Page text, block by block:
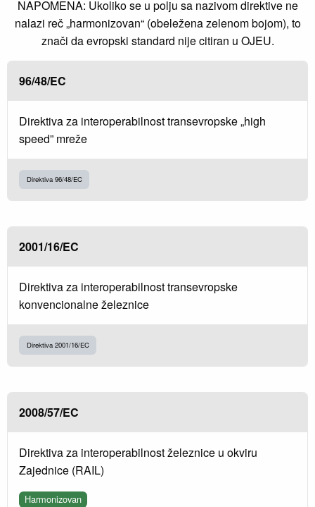
NAPOMENA: Ukoliko se u polju sa nazivom direktive ne
nalazi reč „harmonizovan“ (obeležena zelenom bojom), to
znači da evropski standard nije citiran u OJEU.
96/48/EC
Direktiva za interoperabilnost transevropske „high
speed” mreže
Direktiva 96/48/EC
2001/16/EC
Direktiva za interoperabilnost transevropske
konvencionalne železnice
Direktiva 2001/16/EC
2008/57/EC
Direktiva za interoperabilnost železnice u okviru
Zajednice (RAIL)
Harmonizovan